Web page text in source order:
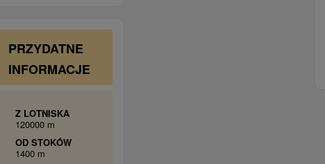
PRZYDATNE
INFORMACJE
Z LOTNISKA
120000 m
OD STOKÓW
1400 m